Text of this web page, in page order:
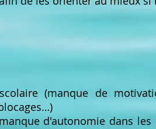
(manque de
d'autonomie dans